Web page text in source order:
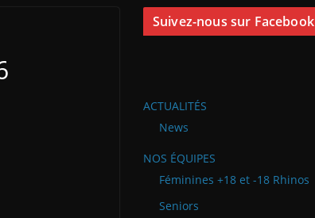
Suivez-nous sur Facebook
ACTUALITÉS
News
NOS ÉQUIPES
Féminines +18 et -18 Rhinos
Seniors